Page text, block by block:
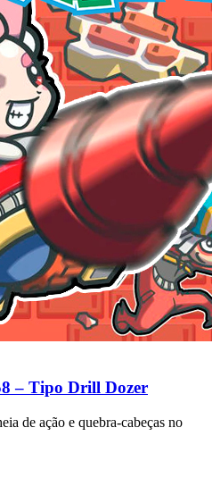
– Tipo Drill Dozer
de ação e quebra-cabeças no